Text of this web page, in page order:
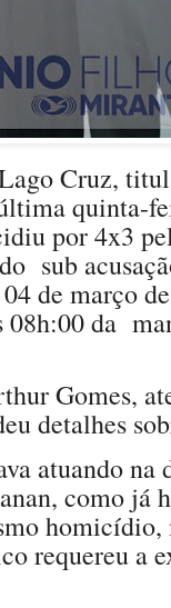
Cruz,
quinta-
por 4x3
sub
de março
da
Gomes,
detalhes
atuando
como já
homicídio,
requereu a